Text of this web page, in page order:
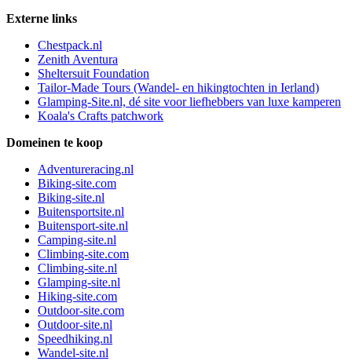
Externe links
Chestpack.nl
Zenith Aventura
Sheltersuit Foundation
Tailor-Made Tours (Wandel- en hikingtochten in Ierland)
Glamping-Site.nl, dé site voor liefhebbers van luxe kamperen
Koala's Crafts patchwork
Domeinen te koop
Adventureracing.nl
Biking-site.com
Biking-site.nl
Buitensportsite.nl
Buitensport-site.nl
Camping-site.nl
Climbing-site.com
Climbing-site.nl
Glamping-site.nl
Hiking-site.com
Outdoor-site.com
Outdoor-site.nl
Speedhiking.nl
Wandel-site.nl